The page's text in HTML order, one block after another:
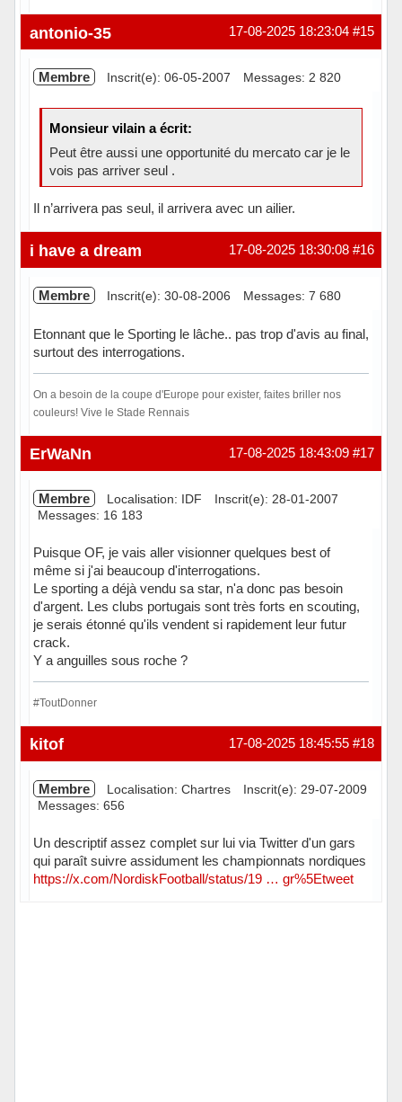
Hors ligne #15
17-08-2025 18:23:04
antonio-35
Membre Inscrit(e): 06-05-2007 Messages: 2 820
Monsieur vilain a écrit:
Peut être aussi une opportunité du mercato car je le
vois pas arriver seul .
Il n’arrivera pas seul, il arrivera avec un ailier.
Hors ligne #16
17-08-2025 18:30:08
i have a dream
Membre Inscrit(e): 30-08-2006 Messages: 7 680
Etonnant que le Sporting le lâche.. pas trop d'avis au final,
surtout des interrogations.
On a besoin de la coupe d'Europe pour exister, faites briller nos
couleurs! Vive le Stade Rennais
Hors ligne #17
17-08-2025 18:43:09
ErWaNn
Membre Localisation: IDF
Inscrit(e): 28-01-2007
Messages: 16 183
Puisque OF, je vais aller visionner quelques best of
même si j'ai beaucoup d'interrogations.
Le sporting a déjà vendu sa star, n'a donc pas besoin
d'argent. Les clubs portugais sont très forts en scouting,
je serais étonné qu'ils vendent si rapidement leur futur
crack.
Y a anguilles sous roche ?
#ToutDonner
Hors ligne #18
17-08-2025 18:45:55
kitof
Membre Localisation: Chartres
Inscrit(e): 29-07-2009
Messages: 656
Un descriptif assez complet sur lui via Twitter d'un gars
qui paraît suivre assidument les championnats nordiques
https://x.com/NordiskFootball/status/19 … gr%5Etweet